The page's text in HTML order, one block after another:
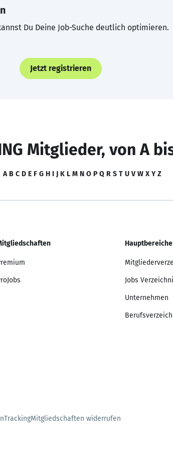
Du Deine Job-Suche deutlich optimieren.
Jetzt registrieren
Mitglieder, von A
A B C D E F G H I J K L M N O P Q R S T U V W X Y Z
Hauptbereiche
Jobs
Unternehmen
TrackingMitgliedschaften widerrufen